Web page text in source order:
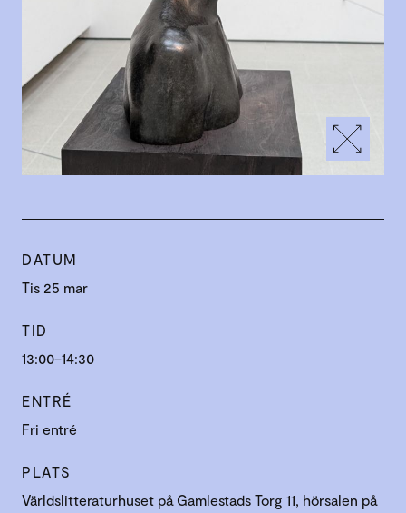
DATUM
Tis 25 mar
TID
13:00–14:30
ENTRÉ
Fri entré
PLATS
Världslitteraturhuset på Gamlestads Torg 11, hörsalen på